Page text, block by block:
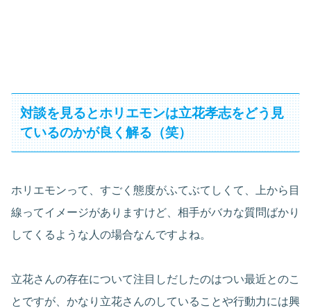
対談を見るとホリエモンは立花孝志をどう見
ているのかが良く解る（笑）
ホリエモンって、すごく態度がふてぶてしくて、上から目
線ってイメージがありますけど、相手がバカな質問ばかり
してくるような人の場合なんですよね。
立花さんの存在について注目しだしたのはつい最近とのこ
とですが、かなり立花さんのしていることや行動力には興